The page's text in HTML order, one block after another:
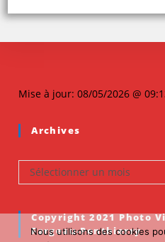
Mise à jour: 08/05/2026 @
Archives
Sélectionner un mois
Copyright 2021 Photo
Fargeau-Ponthierry
Nous utilisons des cookies